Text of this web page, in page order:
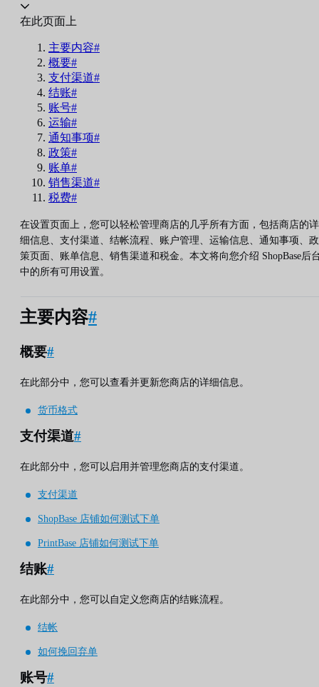
在此页面上
主要内容#
概要#
支付渠道#
结账#
账号#
运输#
通知事项#
政策#
账单#
销售渠道#
税费#
在设置页面上，您可以轻松管理商店的几乎所有方面，包括商店的详
细信息、支付渠道、结帐流程、账户管理、运输信息、通知事项、政
策页面、账单信息、销售渠道和税金。本文将向您介绍 ShopBase后
中的所有可用设置。
主要内容#
概要#
在此部分中，您可以查看并更新​​您商店的详细信息。
货币格式
支付渠道#
在此部分中，您可以启用并管理您商店的支付渠道。
支付渠道
ShopBase 店铺如何测试下单
PrintBase 店铺如何测试下单
结账#
在此部分中，您可以自定义您商店的结账流程。
结帐
如何挽回弃单
账号#